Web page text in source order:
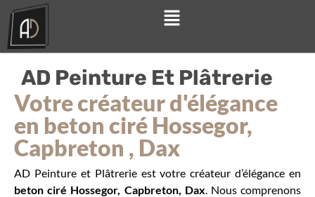
AD Peinture Et Plâtrerie
Votre créateur d'élégance
en beton ciré Hossegor,
Capbreton , Dax
AD Peinture et Plâtrerie est votre créateur d’élégance en
beton ciré Hossegor, Capbreton, Dax. Nous comprenons